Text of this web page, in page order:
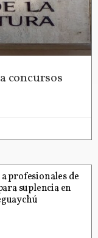
concursos
profesionales de
suplencia en